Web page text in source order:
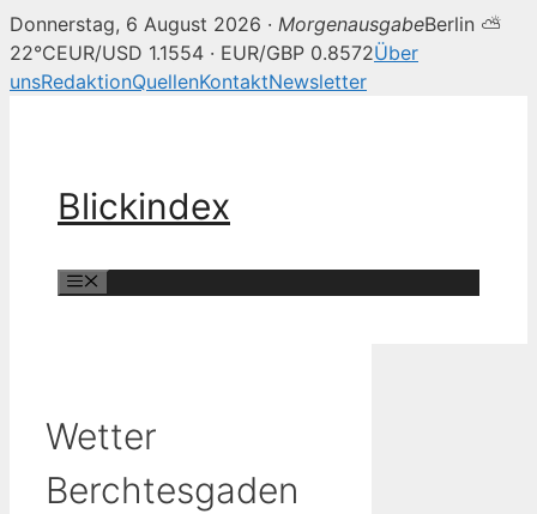
Donnerstag, 6 August 2026 · MorgenausgabeBerlin ⛅
22°CEUR/USD 1.1554 · EUR/GBP 0.8572Über
unsRedaktionQuellenKontaktNewsletter
Blickindex
Wetter
Berchtesgaden